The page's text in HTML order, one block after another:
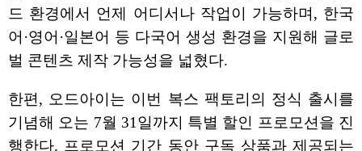
드 환경에서 언제 어디서나 작업이 가능하며, 한국
어·영어·일본어 등 다국어 생성 환경을 지원해 글로
벌 콘텐츠 제작 가능성을 넓혔다.
한편, 오드아이는 이번 복스 팩토리의 정식 출시를
기념해 오는 7월 31일까지 특별 할인 프로모션을 진
행한다. 프로모션 기간 동안 구독 상품과 제공되는